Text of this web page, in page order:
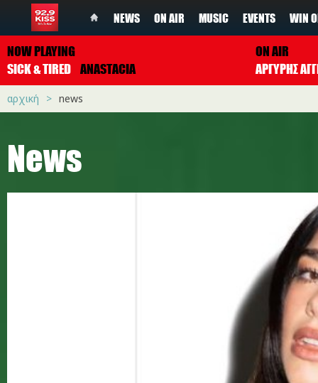
NEWS ON AIR MUSIC EVENTS WIN
NOW PLAYING
SICK & TIRED ANASTACIA
ON AIR
ΑΡΓΥΡΗΣ
αρχική news
News